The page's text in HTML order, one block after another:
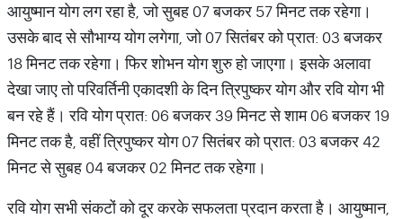
आयुष्मान योग लग रहा है, जो सुबह 07 बजकर 57 मिनट तक रहेगा।
उसके बाद से सौभाग्य योग लगेगा, जो 07 सितंबर को प्रात: 03 बजकर
18 मिनट तक रहेगा। फिर शोभन योग शुरु हो जाएगा। इसके अलावा
देखा जाए तो परिवर्तिनी एकादशी के दिन त्रिपुष्कर योग और रवि योग भी
बन रहे हैं। रवि योग प्रात: 06 बजकर 39 मिनट से शाम 06 बजकर 19
मिनट तक है, वहीं त्रिपुष्कर योग 07 ​सितंबर को प्रात: 03 बजकर 42
मिनट से सुबह 04 बजकर 02 मिनट तक रहेगा।
रवि योग सभी संकटों को दूर करके सफलता प्रदान करता है। आयुष्मान,